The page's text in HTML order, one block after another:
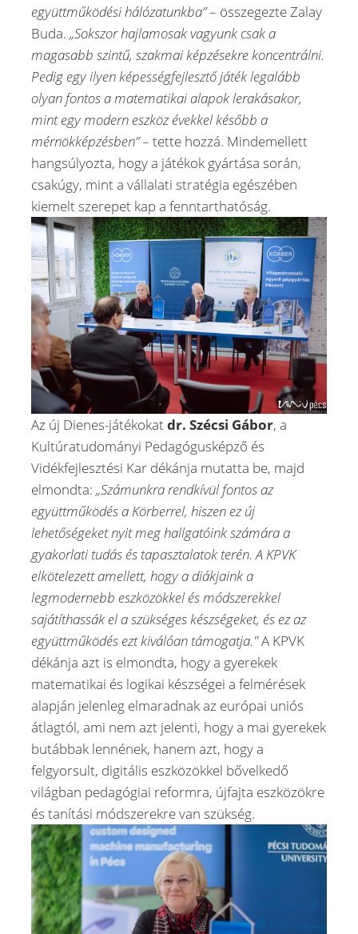
együttműködési hálózatunkba”– összegezte Zalay
Buda. „Sokszor hajlamosak vagyunk csak a
magasabb szintű, szakmai képzésekre koncentrálni.
Pedig egy ilyen képességfejlesztő játék legalább
olyan fontos a matematikai alapok lerakásakor,
mint egy modern eszköz évekkel később a
mérnökképzésben”– tette hozzá. Mindemellett
hangsúlyozta, hogy a játékok gyártása során,
csakúgy, mint a vállalati stratégia egészében
kiemelt szerepet kap a fenntarthatóság.
Az új Dienes-játékokatdr. Szécsi Gábor, a
Kultúratudományi Pedagógusképző és
Vidékfejlesztési Kar dékánja mutatta be, majd
elmondta: „Számunkra rendkívül fontos az
együttműködés a Körberrel, hiszen ez új
lehetőségeket nyit meg hallgatóink számára a
gyakorlati tudás és tapasztalatok terén. A KPVK
elkötelezett amellett, hogy a diákjaink a
legmodernebb eszközökkel és módszerekkel
sajátíthassák el a szükséges készségeket, és ez az
együttműködés ezt kiválóan támogatja."A KPVK
dékánja azt is elmondta, hogy a gyerekek
matematikai és logikai készségei a felmérések
alapján jelenleg elmaradnak az európai uniós
átlagtól, ami nem azt jelenti, hogy a mai gyerekek
butábbak lennének, hanem azt, hogy a
felgyorsult, digitális eszközökkel bővelkedő
világban pedagógiai reformra, újfajta eszközökre
és tanítási módszerekre van szükség.